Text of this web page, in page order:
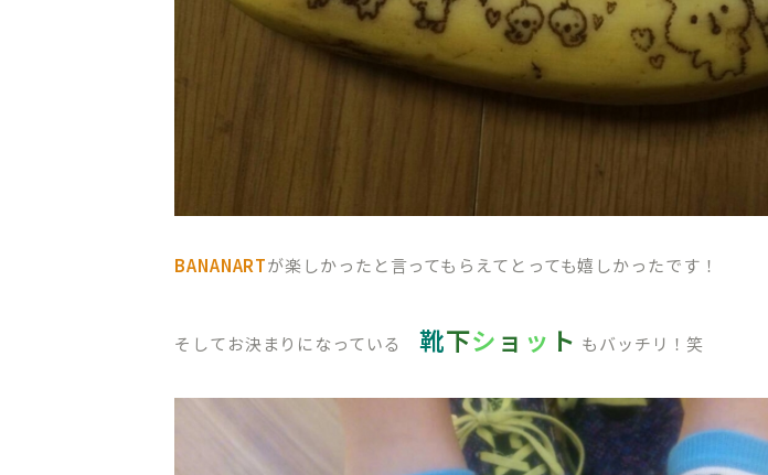
BANANARTが楽しかったと言ってもらえてとっても嬉しかったです！
そしてお決まりになっている 靴下シ ョ ッ ト もバッチリ！笑